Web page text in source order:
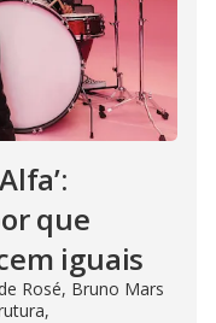
que
iguais
Rosé, Bruno Mars